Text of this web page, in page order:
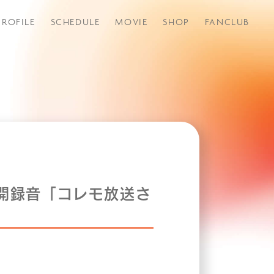
SCHEDULE MOVIE SHOP FANCLUB
音「コレモ放送さ